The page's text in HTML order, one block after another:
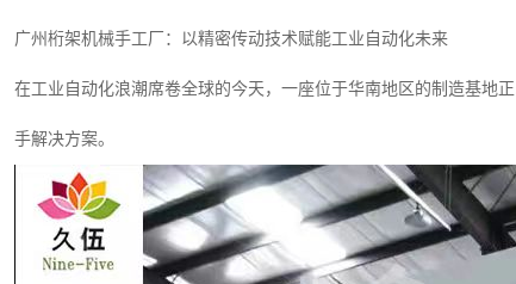
广州桁架机械手工厂：以精密传动技术赋能工业自动化未来
在工业自动化浪潮席卷全球的今天，一座位于华南地区的制造基地
手解决方案。